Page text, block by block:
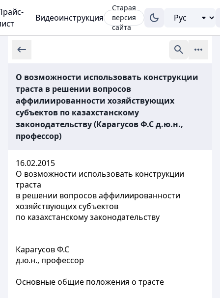
Видеоинструкция
Старая
версия
сайта
О возможности использовать конструкции
траста в решении вопросов
аффилиированности хозяйствующих
субъектов по казахстанскому
законодательству (Карагусов Ф.С д.ю.н.,
профессор)
16.02.2015
О возможности использовать конструкции
траста
в решении вопросов аффилиированности
хозяйствующих субъектов
по казахстанскому законодательству
Карагусов Ф.С
д.ю.н., профессор
Основные общие положения о трасте